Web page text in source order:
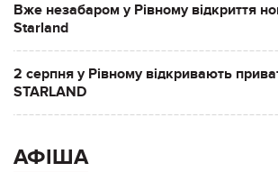
Вже незабаром у Рівному відкриття
Starland
2 серпня у Рівному відкривають
STARLAND
АФІША